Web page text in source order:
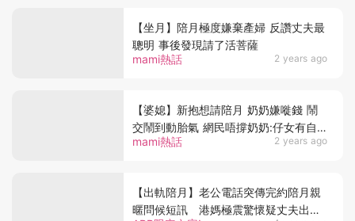
mami熱話 2 years ago
【坐月】陪月極度嫌棄產婦 反讚丈夫最
聰明 事後發現請了活菩薩
mami熱話 2 years ago
【婆媳】新抱想請陪月 奶奶嫌嘥錢 鬧
交鬧到動胎氣 網民唔撐奶奶:仔女有自
己選擇
【出軌陪月】老公電話突傳完約陪月親
暱問候短訊 港媽極震驚懷疑丈夫出軌